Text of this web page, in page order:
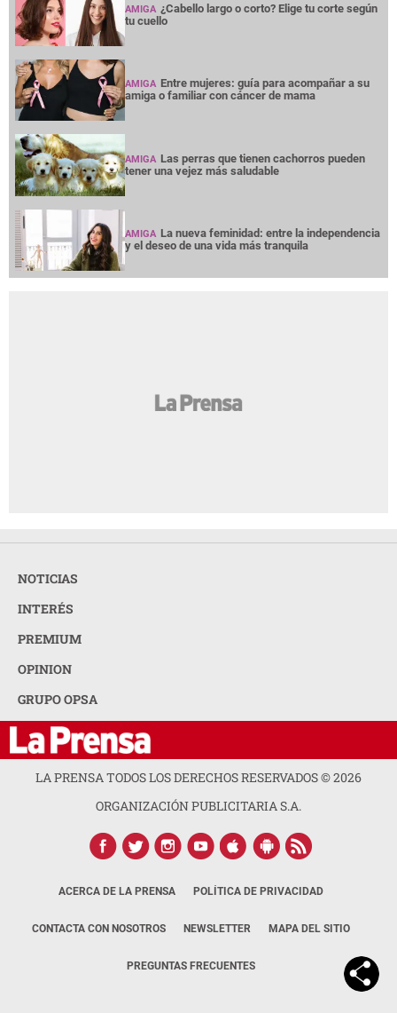
AMIGA ¿Cabello largo o corto? Elige tu corte según
tu cuello
AMIGA Entre mujeres: guía para acompañar a su
amiga o familiar con cáncer de mama
AMIGA Las perras que tienen cachorros pueden
tener una vejez más saludable
AMIGA La nueva feminidad: entre la independencia
y el deseo de una vida más tranquila
NOTICIAS
INTERÉS
PREMIUM
OPINION
GRUPO OPSA
LA PRENSA TODOS LOS DERECHOS RESERVADOS ©2026
ORGANIZACIÓN PUBLICITARIA S.A.
ACERCA DE LA PRENSA POLÍTICA DE PRIVACIDAD
CONTACTA CON NOSOTROS NEWSLETTER MAPA DEL SITIO
PREGUNTAS FRECUENTES